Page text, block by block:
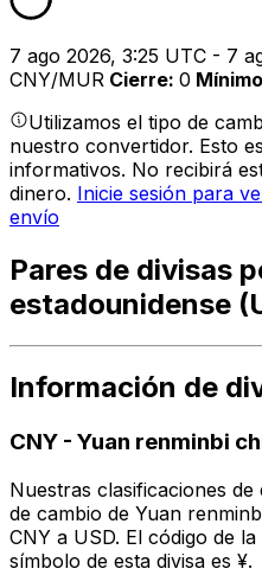
7 ago 2026, 3:25 UTC - 7
CNY/MUR Cierre: 0 Mínimo
Utilizamos el tipo de
nuestro convertidor. Esto
informativos. No recibirá
dinero. Inicie sesión para
envío
Pares de divisas
estadounidense
Información de
CNY - Yuan renminbi
Nuestras clasificaciones
de cambio de Yuan
CNY a USD. El código de
símbolo de esta divisa es ¥.